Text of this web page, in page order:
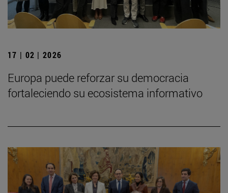
17 | 02 | 2026
Europa puede reforzar su democracia
fortaleciendo su ecosistema informativo